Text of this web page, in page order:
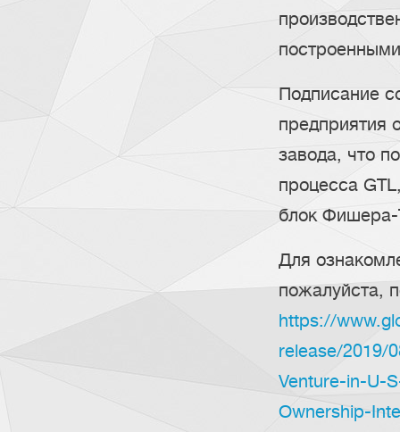
Подписание
предприятия
завода, что
процесса
блок
Для
пожалуйста,
https://
release/2019/
Venture-in-U-
Ownership-